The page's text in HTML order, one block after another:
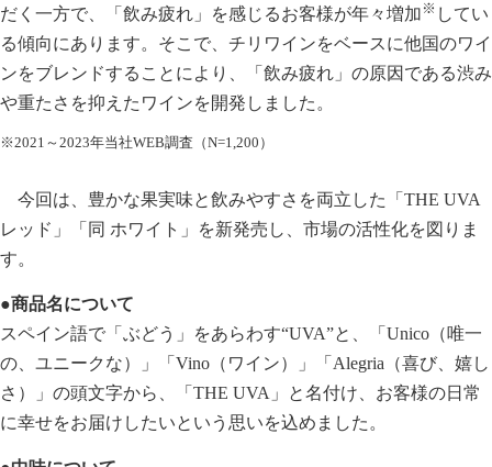
だく一方で、「飲み疲れ」を感じるお客様が年々増加 ※ してい
る傾向にあります。そこで、チリワインをベースに他国のワイ
ンをブレンドすることにより、「飲み疲れ」の原因である渋み
や重たさを抑えたワインを開発しました。
※2021～2023年当社WEB調査（N=1,200）
今回は、豊かな果実味と飲みやすさを両立した「THE UVA
レッド」「同 ホワイト」を新発売し、市場の活性化を図りま
す。
●商品名について
スペイン語で「ぶどう」をあらわす“UVA”と、「Unico（唯一
の、ユニークな）」「Vino（ワイン）」「Alegria（喜び、嬉し
さ）」の頭文字から、「THE UVA」と名付け、お客様の日常
に幸せをお届けしたいという思いを込めました。